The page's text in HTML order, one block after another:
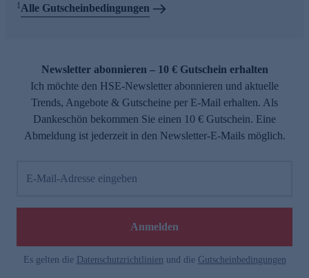
1Alle Gutscheinbedingungen
Newsletter abonnieren – 10 € Gutschein erhalten
Ich möchte den HSE-Newsletter abonnieren und aktuelle
Trends, Angebote & Gutscheine per E-Mail erhalten. Als
Dankeschön bekommen Sie einen 10 € Gutschein. Eine
Abmeldung ist jederzeit in den Newsletter-E-Mails möglich.
E-Mail-Adresse eingeben
Anmelden
Es gelten die Datenschutzrichtlinien und die Gutscheinbedingungen